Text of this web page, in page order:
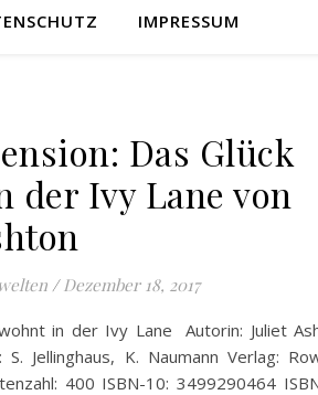
IMPRESSUM
Das Glück
der Ivy Lane von
/ Dezember 18, 2017
in der Ivy Lane Autorin: Juliet
S. Jellinghaus, K. Naumann Verlag:
400 ISBN-10: 3499290464